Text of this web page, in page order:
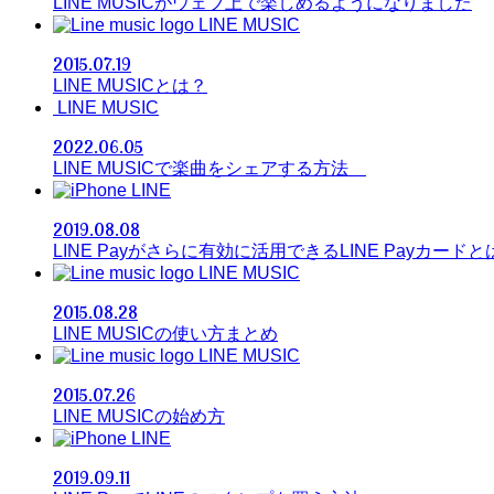
LINE MUSIC
2015.07.19
LINE MUSICとは？
LINE MUSIC
2022.06.05
LINE MUSICで楽曲をシェアする方法
LINE
2019.08.08
LINE Payがさらに有効に活用できるLINE Payカードと
LINE MUSIC
2015.08.28
LINE MUSICの使い方まとめ
LINE MUSIC
2015.07.26
LINE MUSICの始め方
LINE
2019.09.11